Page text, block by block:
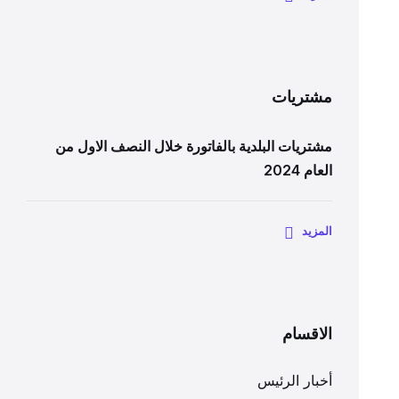
مشتريات
مشتريات البلدية بالفاتورة خلال النصف الاول من
العام 2024
المزيد
الاقسام
أخبار الرئيس